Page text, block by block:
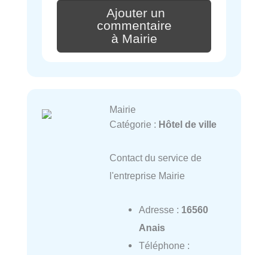
Ajouter un
commentaire
à Mairie
Mairie
Catégorie : Hôtel de ville
Contact du service de
l'entreprise Mairie
Adresse : 16560
Anais
Téléphone :